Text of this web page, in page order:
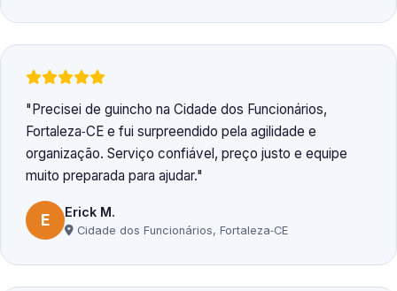
Precisei de guincho na Cidade dos Funcionários,
Fortaleza‑CE e fui surpreendido pela agilidade e
organização. Serviço confiável, preço justo e equipe
muito preparada para ajudar.
E Erick M.
Cidade dos Funcionários, Fortaleza‑CE